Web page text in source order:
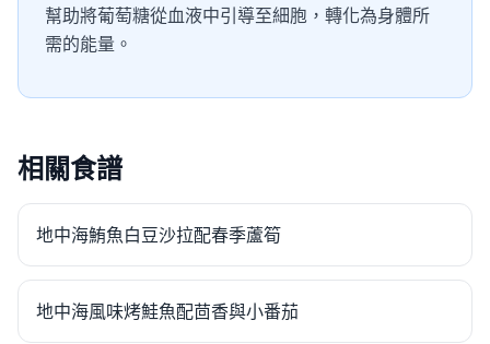
幫助將葡萄糖從血液中引導至細胞，轉化為身體所
需的能量。
相關食譜
地中海鮪魚白豆沙拉配春季蘆筍
地中海風味烤鮭魚配茴香與小番茄